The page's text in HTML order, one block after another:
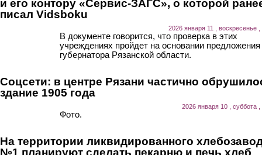
и его контору «Сервис-ЗАГС», о которой
писал Vidsboku
2026 января 11 , воскресенье ,
В документе говорится, что проверка в этих
учреждениях пройдет на основании предложения
губернатора Рязанской области.
Соцсети: в центре Рязани частично
здание 1905 года
2026 января 10 , суббота ,
Фото.
На территории ликвидированного
№1 планируют сделать пекарню и печь хлеб